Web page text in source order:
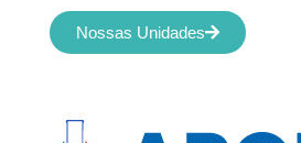
Nossas Unidades